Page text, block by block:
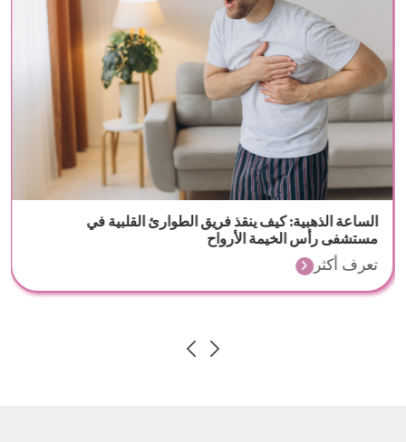
الساعة الذهبية: كيف ينقذ فريق الطوارئ القلبية في
مستشفى رأس الخيمة الأرواح
تعرف أكثر